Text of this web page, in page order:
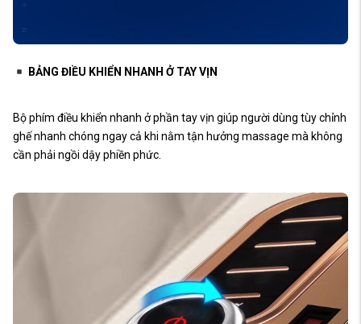
BẢNG ĐIỀU KHIỂN NHANH Ở TAY VỊN
Bộ phím điều khiển nhanh ở phần tay vịn giúp người dùng tùy chỉnh
ghế nhanh chóng ngay cả khi nằm tận hưởng massage mà không
cần phải ngồi dậy phiền phức.